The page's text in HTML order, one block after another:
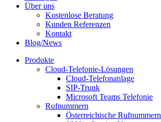
Über uns
Kostenlose Beratung
Kunden Referenzen
Kontakt
Blog/News
Produkte
Cloud-Telefonie-Lösungen
Cloud-Telefonanlage
SIP-Trunk
Microsoft Teams Telefonie
Rufnummern
Österreichische Rufnummern